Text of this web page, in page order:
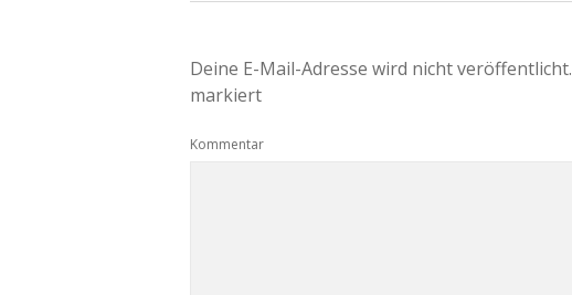
Deine E-Mail-Adresse wird nicht veröffentlicht.
markiert
Kommentar